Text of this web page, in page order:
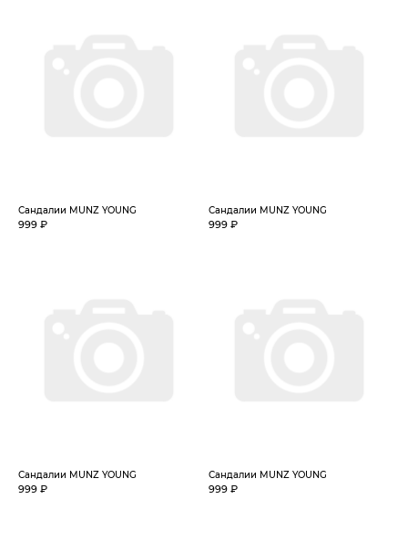
Сандалии MUNZ YOUNG
999 ₽
Сандалии MUNZ YOUNG
999 ₽
Сандалии MUNZ YOUNG
999 ₽
Сандалии MUNZ YOUNG
999 ₽